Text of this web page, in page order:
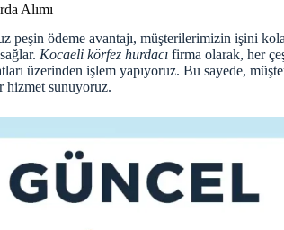
Alımı
peşin ödeme avantajı, müşterilerimizin işini
Kocaeli körfez hurdacı firma olarak, her
üzerinden işlem yapıyoruz. Bu sayede,
hizmet sunuyoruz.